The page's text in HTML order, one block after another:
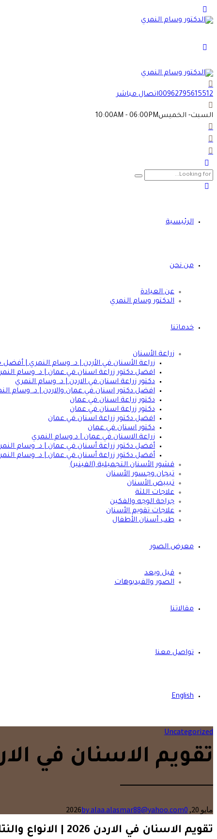
00962795615512اتصال مباشر
السبت- الخميس10:00AM - 06:00PM
الرئيسية
من نحن
عن العيادة
الدكتور وسام النمري
خدماتنا
زراعة الأسنان
زراعة الأسنان في الأردن | د. وسام النمري |
افضل دكتور زراعة اسنان في عمان | د. وسام
دكتور زراعة اسنان في الاردن | د. وسام النمري
افضل دكتور اسنان في عمان والاردن | د. وسام
دكتور زراعة اسنان في عمان
دكتور زراعة اسنان في عمان
افضل دكتور زراعة اسنان في عمان
دكتور اسنان في عمان
زراعة الاسنان في عمان | د وسام النمري
أفضل دكتور زراعة أسنان في عمان | د. وسام
أفضل دكتور زراعة أسنان في عمان | د. وسام
قشور الأسنان التجميلية (الفينير)
تيجان وجسور الأسنان
تبييض الأسنان
علاجات اللثة
جراحة الوجه والفكين
علاجات تقويم الأسنان
طب أسنان الأطفال
معرض الصور
قبل وبعد
الصور والفيديوهات
مقالاتنا
تواصل معنا
English
Uncategorized
تقويم الاسنان في
مايو 20, 2026 by alaa.alasmar88@yahoo.com0
تقويم الاسنان في الاردن 2026 | الانواع والنتائج والتكلفة